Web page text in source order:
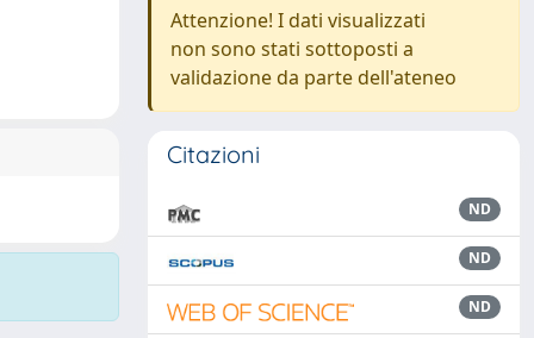
Attenzione! I dati visualizzati
non sono stati sottoposti a
validazione da parte dell'ateneo
Citazioni
ND
ND
ND